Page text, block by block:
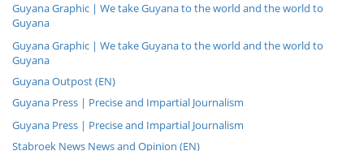
Guyana Graphic | We take Guyana to the world and the world to
Guyana
Guyana Graphic | We take Guyana to the world and the world to
Guyana
Guyana Outpost (EN)
Guyana Press | Precise and Impartial Journalism
Guyana Press | Precise and Impartial Journalism
Stabroek News News and Opinion (EN)